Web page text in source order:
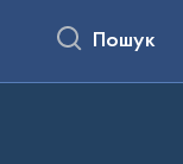
Пошук